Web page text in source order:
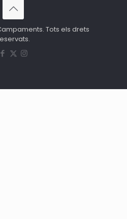
Tots els drets